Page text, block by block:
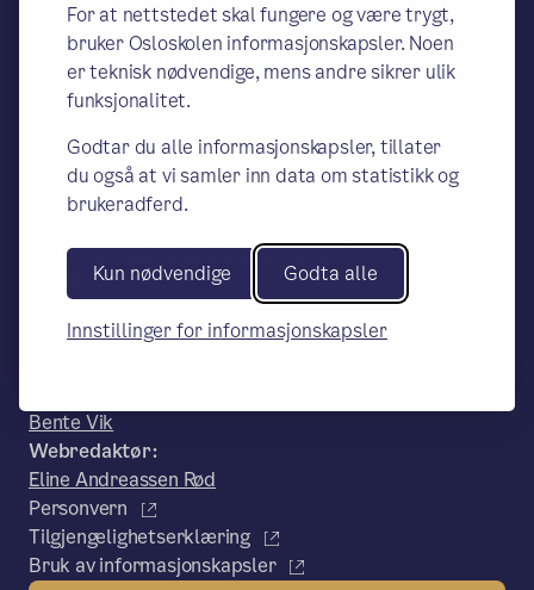
For at nettstedet skal fungere og være trygt,
bruker Osloskolen informasjonskapsler. Noen
er teknisk nødvendige, mens andre sikrer ulik
funksjonalitet.
Godtar du alle informasjonskapsler, tillater
du også at vi samler inn data om statistikk og
brukeradferd.
Kun nødvendige Godta alle
Innstillinger for informasjonskapsler
Bryn skole
– en del av Osloskolen
Besøks- og leveringsadresse:
Teisenveien 40, 0666 Oslo
Postadresse:
skole, PB 6127 Etterstad, 0602, Oslo.
Telefon:
23 05 46 10
E-post:
Bente Vik
Webredaktør:
Eline Andreassen Rød
Personvern
Tilgjengelighetserklæring
Bruk av informasjonskapsler